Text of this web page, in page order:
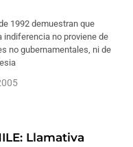
1992 demuestran que
indiferencia no proviene de
no gubernamentales, ni de
Llamativa